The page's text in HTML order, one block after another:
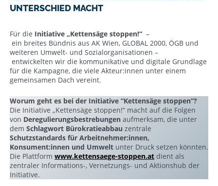
UNTERSCHIED MACHT
Für die Initiative „Kettensäge stoppen!“ –
ein breites Bündnis aus AK Wien, GLOBAL 2000, ÖGB und
weiteren Umwelt- und Sozialorganisationen –
entwickelten wir die kommunikative und digitale Grundlage
für die Kampagne, die viele Akteur:innen unter einem
gemeinsamen Dach vereint.
Worum geht es bei der Initiative “Kettensäge stoppen”?
Die Initiative „Kettensäge stoppen!“ macht auf die Folgen
von Deregulierungsbestrebungen aufmerksam, die unter
dem Schlagwort Bürokratieabbau zentrale
Schutzstandards für Arbeitnehmer:innen,
Konsument:innen und Umwelt unter Druck setzen könnten.
Die Plattform www.kettensaege-stoppen.at dient als
zentraler Informations-, Vernetzungs- und Aktionshub der
Initiative.